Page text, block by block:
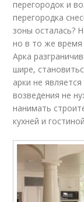
перегородок и
перегородка
зоны осталась?
но в то же время
Арка
шире,
арки не
возведения не
нанимать
кухней и